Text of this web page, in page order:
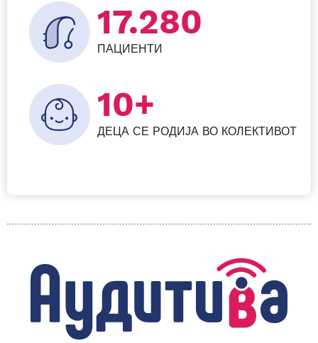
26.784
ПАЦИЕНТИ
10+
ДЕЦА СЕ РОДИЈА ВО КОЛЕКТИВОТ